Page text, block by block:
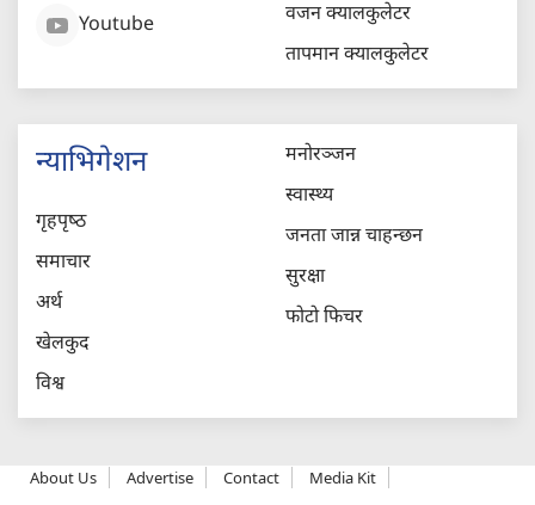
Youtube
वजन क्यालकुलेटर
तापमान क्यालकुलेटर
न्याभिगेशन
गृहपृष्‍ठ
समाचार
अर्थ
खेलकुद
विश्व
मनोरञ्जन
स्वास्थ्य
जनता जान्न चाहन्छन
सुरक्षा
फोटो फिचर
About Us Advertise Contact Media Kit